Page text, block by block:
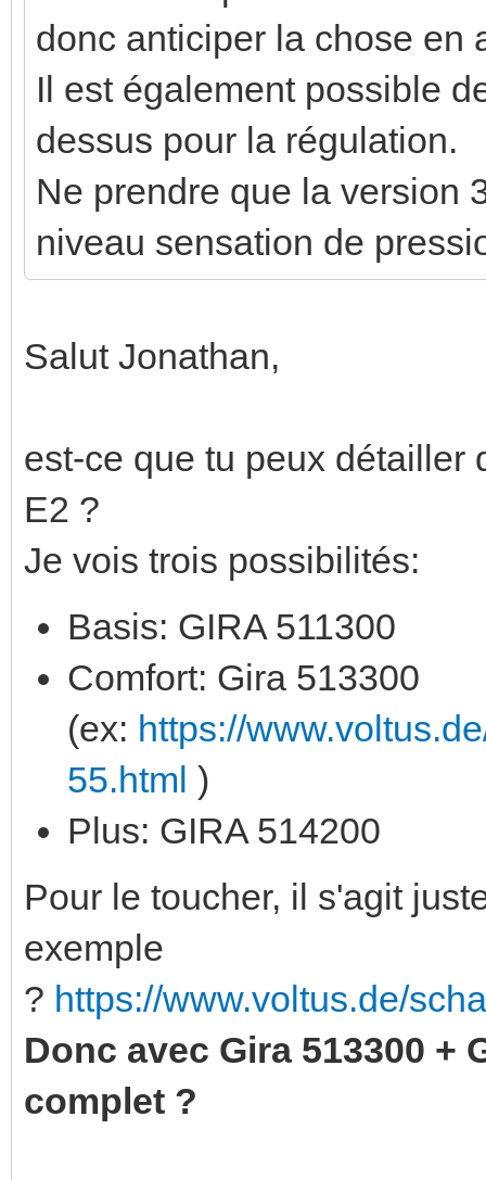
donc anticiper la chose en
Il est également possible
dessus pour la régulation.
Ne prendre que la version
niveau sensation de
Salut Jonathan,
est-ce que tu peux détailler
E2 ?
Je vois trois possibilités:
Basis: GIRA 511300
Comfort: Gira 513300
(ex: https://
55.html )
Plus: GIRA 514200
Pour le toucher, il s'agit
exemple
? https://www.voltus.de/
Donc avec Gira 513300 +
complet ?